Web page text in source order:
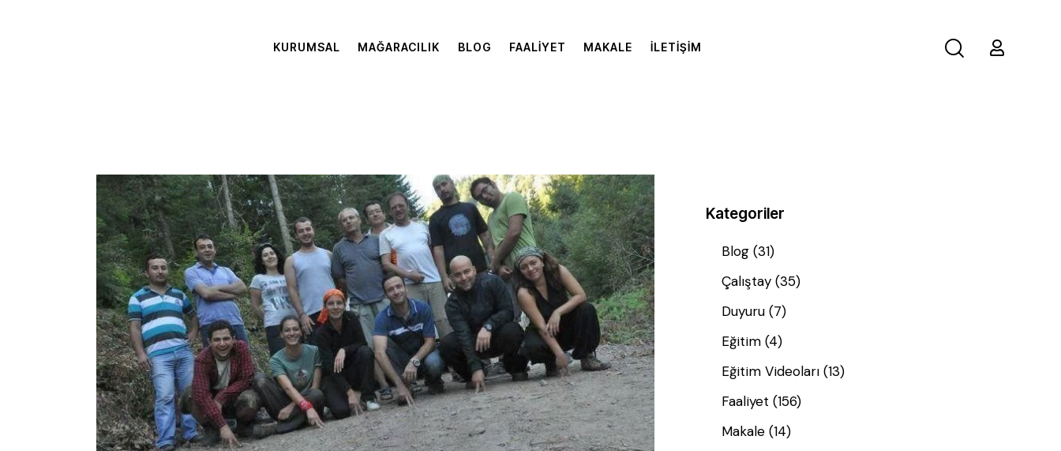
KURUMSAL MAĞARACILIK BLOG FAALIYET MAKALE İLETIŞIM
Kategoriler
Blog (31)
Çalıştay (35)
Duyuru (7)
Eğitim (4)
Eğitim Videoları (13)
Faaliyet (156)
Makale (14)